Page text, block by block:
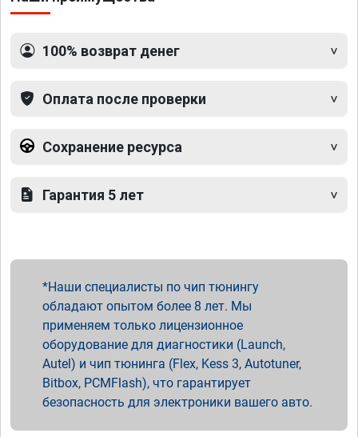
100% возврат денег
Оплата после проверки
Сохранение ресурса
Гарантия 5 лет
Наши специалисты по чип тюнингу
обладают опытом более 8 лет. Мы
применяем только лицензионное
оборудование для диагностики (Launch,
Autel) и чип тюнинга (Flex, Kess 3, Autotuner,
Bitbox, PCMFlash), что гарантирует
безопасность для электроники вашего авто.